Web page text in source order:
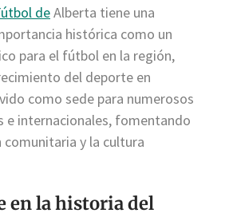
deAlberta tiene una
histórica como un
para el fútbol en la región,
del deporte en
como sede para numerosos
e internacionales, fomentando
comunitaria y la cultura
en la historia del